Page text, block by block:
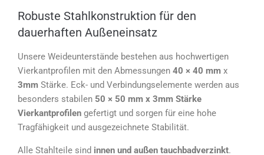
Robuste Stahlkonstruktion für den
dauerhaften Außeneinsatz
Unsere Weideunterstände bestehen aus hochwertigen
Vierkantprofilen mit den Abmessungen 40 × 40 mm x
3mm Stärke. Eck- und Verbindungselemente werden aus
besonders stabilen 50 × 50 mm x 3mm Stärke
Vierkantprofilen gefertigt und sorgen für eine hohe
Tragfähigkeit und ausgezeichnete Stabilität.
Alle Stahlteile sind innen und außen tauchbadverzinkt.